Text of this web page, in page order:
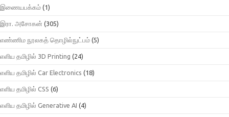
இணையபக்கம் (1)
இரா. அசோகன் (305)
எண்ணிம நூலகத் தொழில்நுட்பம் (5)
எளிய தமிழில் 3D Printing (24)
எளிய தமிழில் Car Electronics (18)
எளிய தமிழில் CSS (6)
எளிய தமிழில் Generative AI (4)